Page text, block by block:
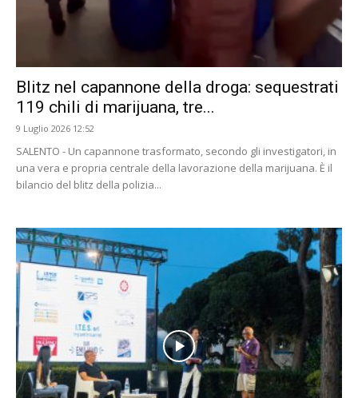
Blitz nel capannone della droga: sequestrati
119 chili di marijuana, tre...
9 Luglio 2026 12:52
SALENTO - Un capannone trasformato, secondo gli investigatori, in
una vera e propria centrale della lavorazione della marijuana. È il
bilancio del blitz della polizia...